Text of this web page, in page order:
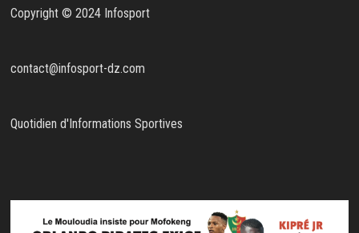
Copyright © 2024 Infosport
contact@infosport-dz.com
Quotidien d'Informations Sportives